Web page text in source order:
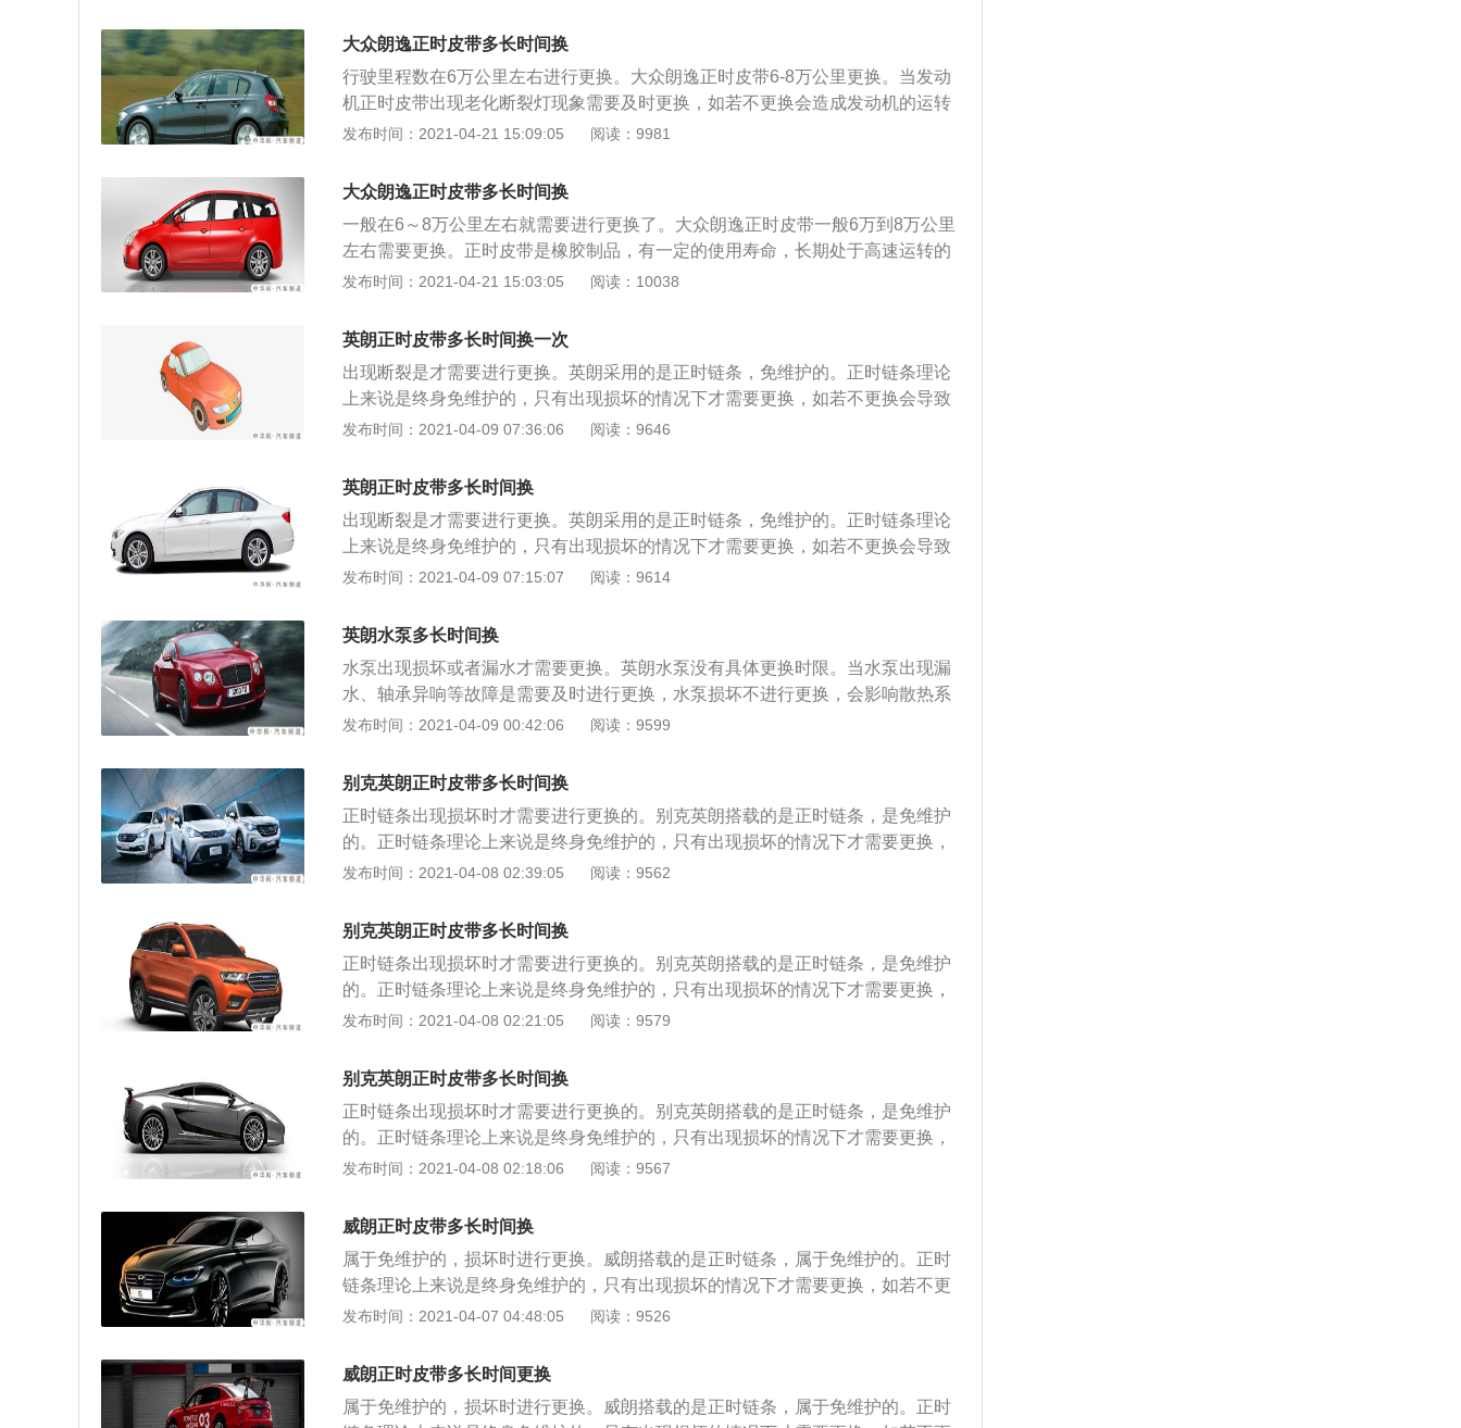
点，将曲轴固定镙丝拧上，固定住曲轴； 2、转动进排气凸轮轴，凸轮轴后端有
凹槽，将两根凸轮轴凹槽平衡对齐，将专用工具卡进去； 3、拆下旧链条装上新
链条。曲轴皮带轮也是没有滑键的，安装时，皮带轮上面有一个圆孔，对正链条
外壳上面的凹槽里；4、曲轴位置传感器是可以调整的，安装时要不间隙调整到
位，不然会报故障码；曲轴链轮与皮带轮都是自由转动的。auto.china.com
大众朗逸正时皮带多长时间换
行驶里程数在6万公里左右进行更换。大众朗逸正时皮带6-8万公里更换。当发动
机正时皮带出现老化断裂灯现象需要及时更换，如若不更换会造成发动机的运转
不良，严重时导致发动机报废。以下是正时皮带的更换步骤： 1、将气门室盖拆
点，将曲轴固定镙丝拧上，固定住曲轴； 2、转动进排气凸轮轴，凸轮轴后端有
凹槽，将两根凸轮轴凹槽平衡对齐，将专用工具卡进去； 3、拆下旧链条装上新
链条。曲轴皮带轮也是没有滑键的，安装时，皮带轮上面有一个圆孔，对正链条
外壳上面的凹槽里；4、曲轴位置传感器是可以调整的，安装时要不间隙调整到
位，不然会报故障码；曲轴链轮与皮带轮都是自由转动的。 （中华网汽车auto.ch
发布时间：2021-04-21 15:09:05 阅读：9981
大众朗逸正时皮带多长时间换
一般在6～8万公里左右就需要进行更换了。大众朗逸正时皮带一般6万到8万公里
左右需要更换。正时皮带是橡胶制品，有一定的使用寿命，长期处于高速运转的
状态，是无避免其磨损的，假如在保养时发现有裂纹，就该准备更换了，否则正
1、将凸轮轴正时齿轮的记号与气门室盖上的记号对准； 2、将曲轴正时齿轮记号
与前盖记号对准；3、将正时皮带依次装如曲轴正时齿轮、水泵皮带轮、惰轮、
凸轮轴正时齿轮和滑轮皮带轮； 4、拧松滑轮安装螺栓1/4—1/2圈，将自动张紧
器推杆压缩到最低位置用钢真插如孔内，用卡环钳调整滑轮，逆时针旋转使滑轮
两调整孔与地面平行，锁紧固定螺栓，拔出钢针； 5、顺时针旋转曲轴2圈，检查
罩； 7、装回发电机，空调压缩机皮带； 8、着车检查发动机有无异常。 正时皮
带是橡胶制品，即便不是用也可能会自然老化，，假如发觉其上部有裂纹，则需
要实行更换。 （中华网汽车auto.china.com原创）
发布时间：2021-04-21 15:03:05 阅读：10038
英朗正时皮带多长时间换一次
出现断裂是才需要进行更换。英朗采用的是正时链条，免维护的。正时链条理论
上来说是终身免维护的，只有出现损坏的情况下才需要更换，如若不更换会导致
发动机报废。以下是正时链条的更换步骤： 1、将气门室盖拆开，曲轴皮带轮拆
丝拧上，固定住曲轴； 2、转动进排气凸轮轴，凸轮轴后端有凹槽，将两根凸轮
轴凹槽平衡对齐，将专用工具卡进去； 3、拆下旧链条装上新链条。曲轴皮带轮
也是没有滑键的，安装时，皮带轮上面有一个圆孔，对正链条外壳上面的凹槽
里； 4、曲轴位置传感器是可以调整的，安装时要不间隙调整到位，不然会报故
障码；曲轴链轮与皮带轮都是自由转动的。 配备的是正时链条，出现损坏时实行
发布时间：2021-04-09 07:36:06 阅读：9646
英朗正时皮带多长时间换
出现断裂是才需要进行更换。英朗采用的是正时链条，免维护的。正时链条理论
上来说是终身免维护的，只有出现损坏的情况下才需要更换，如若不更换会导致
发动机报废。以下是正时链条的更换步骤： 1、将气门室盖拆开，曲轴皮带轮拆
丝拧上，固定住曲轴； 2、转动进排气凸轮轴，凸轮轴后端有凹槽，将两根凸轮
轴凹槽平衡对齐，将专用工具卡进去； 3、拆下旧链条装上新链条。曲轴皮带轮
也是没有滑键的，安装时，皮带轮上面有一个圆孔，对正链条外壳上面的凹槽
里； 4、曲轴位置传感器是可以调整的，安装时要不间隙调整到位，不然会报故
障码；曲轴链轮与皮带轮都是自由转动的。
发布时间：2021-04-09 07:15:07 阅读：9614
英朗水泵多长时间换
水泵出现损坏或者漏水才需要更换。英朗水泵没有具体更换时限。当水泵出现漏
水、轴承异响等故障是需要及时进行更换，水泵损坏不进行更换，会影响散热系
统，容易造成发动机开锅。以下是水泵损坏的症状： 1、水泵损坏会使冷却循环
漏冷却液会在水泵通风孔上留下冷却液颜色的痕迹，导致缺少冷却液后水温高等
症状的出现； 3、发动机工作时水泵出现异响。水泵出现异响可能是由于内部有
异物，或者轴承磨损引起。
发布时间：2021-04-09 00:42:06 阅读：9599
别克英朗正时皮带多长时间换
正时链条出现损坏时才需要进行更换的。别克英朗搭载的是正时链条，是免维护
的。正时链条理论上来说是终身免维护的，只有出现损坏的情况下才需要更换，
如若不更换会导致发动机报废。以下是正时链条的更换步骤： 1、将气门室盖拆
点，将曲轴固定镙丝拧上，固定住曲轴； 2、转动进排气凸轮轴，凸轮轴后端有
凹槽，将两根凸轮轴凹槽平衡对齐，将专用工具卡进去； 3、拆下旧链条装上新
链条。曲轴皮带轮也是没有滑键的，安装时，皮带轮上面有一个圆孔，对正链条
外壳上面的凹槽里； 4、曲轴位置传感器是可以调整的，安装时要不间隙调整到
位，不然会报故障码；曲轴链轮与皮带轮都是自由转动的。
发布时间：2021-04-08 02:39:05 阅读：9562
别克英朗正时皮带多长时间换
正时链条出现损坏时才需要进行更换的。别克英朗搭载的是正时链条，是免维护
的。正时链条理论上来说是终身免维护的，只有出现损坏的情况下才需要更换，
如若不更换会导致发动机报废。以下是正时链条的更换步骤： 1、将气门室盖拆
点，将曲轴固定镙丝拧上，固定住曲轴； 2、转动进排气凸轮轴，凸轮轴后端有
凹槽，将两根凸轮轴凹槽平衡对齐，将专用工具卡进去； 3、拆下旧链条装上新
链条。曲轴皮带轮也是没有滑键的，安装时，皮带轮上面有一个圆孔，对正链条
外壳上面的凹槽里； 4、曲轴位置传感器是可以调整的，安装时要不间隙调整到
位，不然会报故障码；曲轴链轮与皮带轮都是自由转动的。 正时链条，是免维护
发布时间：2021-04-08 02:21:05 阅读：9579
别克英朗正时皮带多长时间换
正时链条出现损坏时才需要进行更换的。别克英朗搭载的是正时链条，是免维护
的。正时链条理论上来说是终身免维护的，只有出现损坏的情况下才需要更换，
如若不更换会导致发动机报废。以下是正时链条的更换步骤： 1、将气门室盖拆
点，将曲轴固定镙丝拧上，固定住曲轴； 2、转动进排气凸轮轴，凸轮轴后端有
凹槽，将两根凸轮轴凹槽平衡对齐，将专用工具卡进去； 3、拆下旧链条装上新
链条。曲轴皮带轮也是没有滑键的，安装时，皮带轮上面有一个圆孔，对正链条
外壳上面的凹槽里； 4、曲轴位置传感器是可以调整的，安装时要不间隙调整到
位，不然会报故障码；曲轴链轮与皮带轮都是自由转动的。 正时链条，是免维护
发布时间：2021-04-08 02:18:06 阅读：9567
威朗正时皮带多长时间换
属于免维护的，损坏时进行更换。威朗搭载的是正时链条，属于免维护的。正时
链条理论上来说是终身免维护的，只有出现损坏的情况下才需要更换，如若不更
换会导致发动机报废。以下是正时链条的更换步骤： 1、将气门室盖拆开，曲轴
轴固定镙丝拧上，固定住曲轴； 2、转动进排气凸轮轴，凸轮轴后端有凹槽，将
两根凸轮轴凹槽平衡对齐，将专用工具卡进去； 3、拆下旧链条装上新链条。曲
轴皮带轮也是没有滑键的，安装时，皮带轮上面有一个圆孔，对正链条外壳上面
发布时间：2021-04-07 04:48:05 阅读：9526
威朗正时皮带多长时间更换
属于免维护的，损坏时进行更换。威朗搭载的是正时链条，属于免维护的。正时